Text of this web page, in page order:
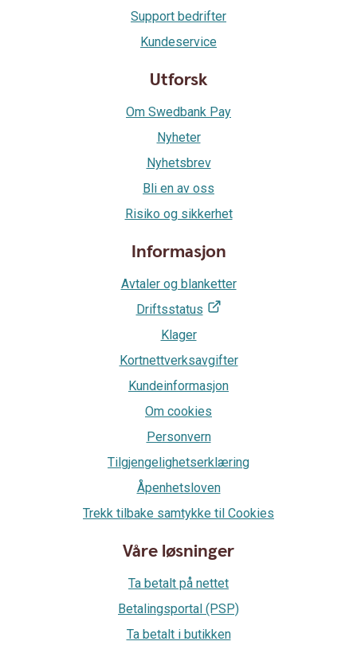
Support bedrifter
Kundeservice
Utforsk
Om Swedbank Pay
Nyheter
Nyhetsbrev
Bli en av oss
Risiko og sikkerhet
Informasjon
Avtaler og blanketter
Driftsstatus
Klager
Kortnettverksavgifter
Kundeinformasjon
Om cookies
Personvern
Tilgjengelighetserklæring
Åpenhetsloven
Trekk tilbake samtykke til Cookies
Våre løsninger
Ta betalt på nettet
Betalingsportal (PSP)
Ta betalt i butikken